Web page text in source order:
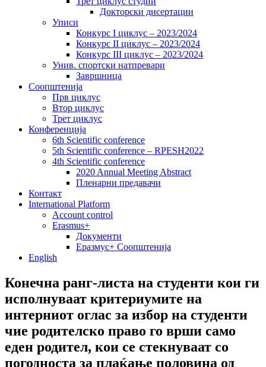
Докторски дисертации
Уписи
Конкурс I циклус – 2023/2024
Конкурс II циклус – 2023/2024
Конкурс III циклус – 2023/2024
Унив. спортски натпревари
Завршница
Соопштенија
Прв циклус
Втор циклус
Трет циклус
Конференција
6th Scientific conference
5th Scientific conference – RPESH2022
4th Scientific conference
2020 Annual Meeting Abstract
Пленарни предавачи
Контакт
International Platform
Account control
Erasmus+
Документи
Еразмус+ Соопштенија
English
Конечна ранг-листа на студенти кои ги
исполнуваат критериумите на
интерниот оглас за избор на студенти
чие родителско право го врши само
еден родител, кои се стекнуваат со
погодноста за плаќање половина од